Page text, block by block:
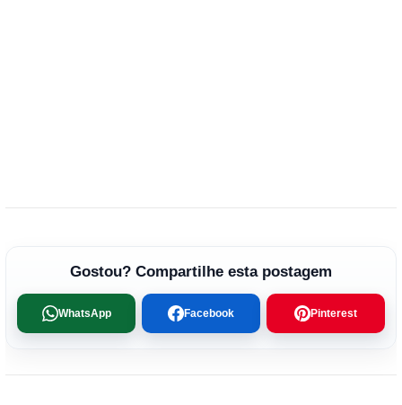
Gostou? Compartilhe esta postagem
WhatsApp Facebook Pinterest